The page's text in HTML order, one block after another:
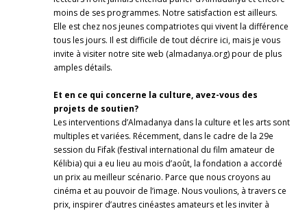
moins de ses programmes. Notre satisfaction est ailleurs.
Elle est chez nos jeunes compatriotes qui vivent la différence
tous les jours. Il est difficile de tout décrire ici, mais je vous
invite à visiter notre site web (almadanya.org) pour de plus
amples détails.
Et en ce qui concerne la culture, avez-vous des
projets de soutien?
Les interventions d’Almadanya dans la culture et les arts sont
multiples et variées. Récemment, dans le cadre de la 29e
session du Fifak (festival international du film amateur de
Kélibia) qui a eu lieu au mois d’août, la fondation a accordé
un prix au meilleur scénario. Parce que nous croyons au
cinéma et au pouvoir de l’image. Nous voulions, à travers ce
prix, inspirer d’autres cinéastes amateurs et les inviter à